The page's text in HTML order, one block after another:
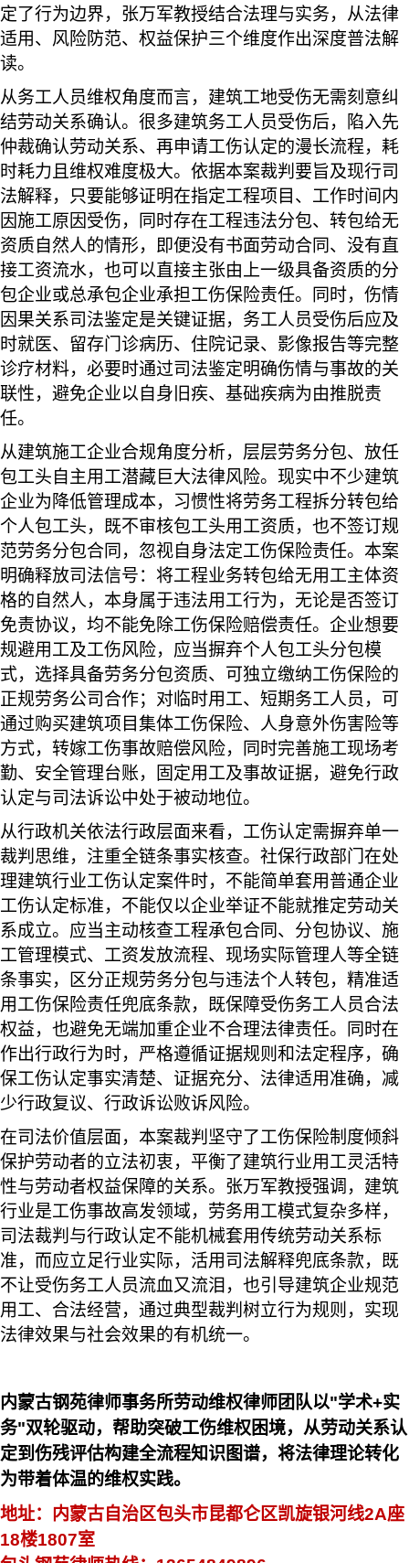
定了行为边界，张万军教授结合法理与实务，从法律
适用、风险防范、权益保护三个维度作出深度普法解
读。
从务工人员维权角度而言，建筑工地受伤无需刻意纠
结劳动关系确认。很多建筑务工人员受伤后，陷入先
仲裁确认劳动关系、再申请工伤认定的漫长流程，耗
时耗力且维权难度极大。依据本案裁判要旨及现行司
法解释，只要能够证明在指定工程项目、工作时间内
因施工原因受伤，同时存在工程违法分包、转包给无
资质自然人的情形，即便没有书面劳动合同、没有直
接工资流水，也可以直接主张由上一级具备资质的分
包企业或总承包企业承担工伤保险责任。同时，伤情
因果关系司法鉴定是关键证据，务工人员受伤后应及
时就医、留存门诊病历、住院记录、影像报告等完整
诊疗材料，必要时通过司法鉴定明确伤情与事故的关
联性，避免企业以自身旧疾、基础疾病为由推脱责
任。
从建筑施工企业合规角度分析，层层劳务分包、放任
包工头自主用工潜藏巨大法律风险。现实中不少建筑
企业为降低管理成本，习惯性将劳务工程拆分转包给
个人包工头，既不审核包工头用工资质，也不签订规
范劳务分包合同，忽视自身法定工伤保险责任。本案
明确释放司法信号：将工程业务转包给无用工主体资
格的自然人，本身属于违法用工行为，无论是否签订
免责协议，均不能免除工伤保险赔偿责任。企业想要
规避用工及工伤风险，应当摒弃个人包工头分包模
式，选择具备劳务分包资质、可独立缴纳工伤保险的
正规劳务公司合作；对临时用工、短期务工人员，可
通过购买建筑项目集体工伤保险、人身意外伤害险等
方式，转嫁工伤事故赔偿风险，同时完善施工现场考
勤、安全管理台账，固定用工及事故证据，避免行政
认定与司法诉讼中处于被动地位。
从行政机关依法行政层面来看，工伤认定需摒弃单一
裁判思维，注重全链条事实核查。社保行政部门在处
理建筑行业工伤认定案件时，不能简单套用普通企业
工伤认定标准，不能仅以企业举证不能就推定劳动关
系成立。应当主动核查工程承包合同、分包协议、施
工管理模式、工资发放流程、现场实际管理人等全链
条事实，区分正规劳务分包与违法个人转包，精准适
用工伤保险责任兜底条款，既保障受伤务工人员合法
权益，也避免无端加重企业不合理法律责任。同时在
作出行政行为时，严格遵循证据规则和法定程序，确
保工伤认定事实清楚、证据充分、法律适用准确，减
少行政复议、行政诉讼败诉风险。
在司法价值层面，本案裁判坚守了工伤保险制度倾斜
保护劳动者的立法初衷，平衡了建筑行业用工灵活特
性与劳动者权益保障的关系。张万军教授强调，建筑
行业是工伤事故高发领域，劳务用工模式复杂多样，
司法裁判与行政认定不能机械套用传统劳动关系标
准，而应立足行业实际，活用司法解释兜底条款，既
不让受伤务工人员流血又流泪，也引导建筑企业规范
用工、合法经营，通过典型裁判树立行为规则，实现
法律效果与社会效果的有机统一。
内蒙古钢苑律师事务所劳动维权律师团队以"学术+实
务"双轮驱动，帮助突破工伤维权困境，从劳动关系认
定到伤残评估构建全流程知识图谱，将法律理论转化
为带着体温的维权实践。
地址：内蒙古自治区包头市昆都仑区凯旋银河线2A座
18楼1807室